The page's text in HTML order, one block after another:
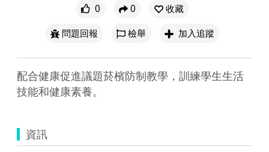
0 0
收藏
問題回報
檢舉 加入追蹤
配合健康促進議題菸檳防制教學，訓練學生生活
技能和健康素養。
資訊